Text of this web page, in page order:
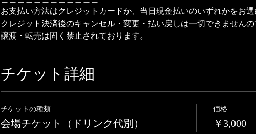
お支払い方法はクレジットカードか、当日現金払いのいずれかをお選
クレジット決済後のキャンセル・変更・払い戻しは一切できません
譲渡・転売は固く禁止されております。
チケット詳細
チケットの種類
会場チケット（ドリンク代別）
価格
￥3,000